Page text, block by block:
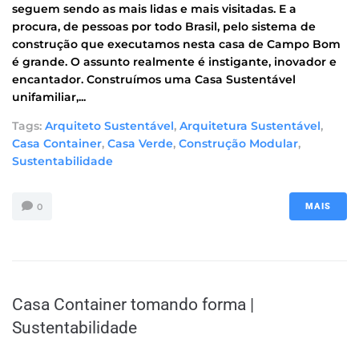
seguem sendo as mais lidas e mais visitadas. E a
procura, de pessoas por todo Brasil, pelo sistema de
construção que executamos nesta casa de Campo Bom
é grande. O assunto realmente é instigante, inovador e
encantador. Construímos uma Casa Sustentável
unifamiliar,...
Tags: Arquiteto Sustentável, Arquitetura Sustentável,
Casa Container, Casa Verde, Construção Modular,
Sustentabilidade
0 MAIS
Casa Container tomando forma |
Sustentabilidade